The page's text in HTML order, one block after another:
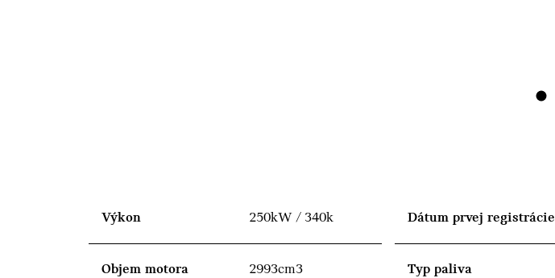
Výkon 250kW / 340k
Objem motora 2993cm3
Dátum prvej registrácie
Typ paliva